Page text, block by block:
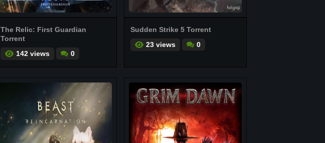
The Relic: First Guardian
Torrent
142 views
0
Sudden Strike 5 Torrent
23 views
0